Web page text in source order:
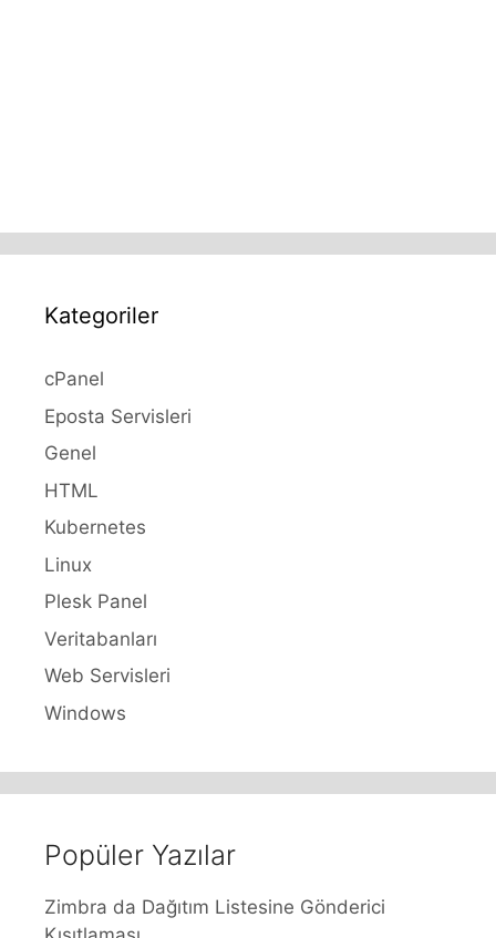
Kategoriler
cPanel
Eposta Servisleri
Genel
HTML
Kubernetes
Linux
Plesk Panel
Veritabanları
Web Servisleri
Windows
Popüler Yazılar
Zimbra da Dağıtım Listesine Gönderici